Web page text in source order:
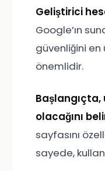
Geliştirici
Google’ın
güvenliğini en
önemlidir.
olacağını
sayfasını
sayede,